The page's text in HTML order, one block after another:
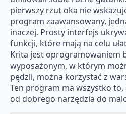
pierwszy rzut oka nie
program zaawansowany,
inaczej. Prosty interfejs
funkcji, które mają na celu
Krita jest oprogramowaniem
wyposażonym, w którym
pędzli, można korzystać z
Ten program ma wszystko to,
od dobrego narzędzia do